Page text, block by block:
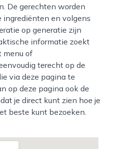
De gerechten worden
ingrediënten en volgens
op generatie zijn
informatie zoekt
menu of
terecht op de
via deze pagina te
op deze pagina ook de
je direct kunt zien hoe je
beste kunt bezoeken.